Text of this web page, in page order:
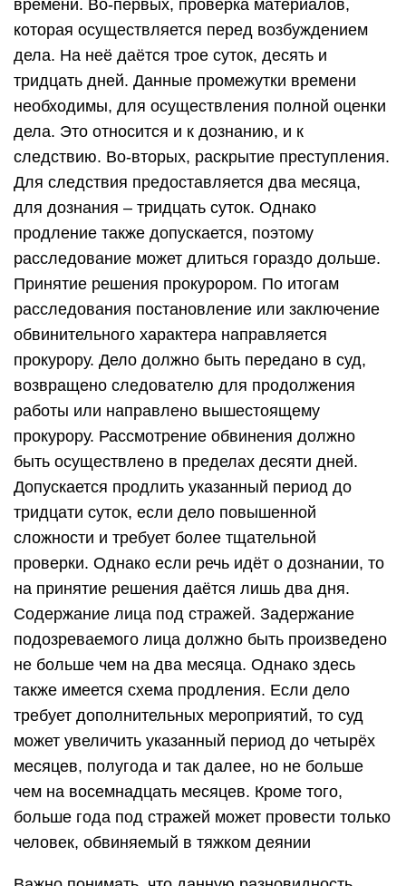
времени. Во-первых, проверка материалов,
которая осуществляется перед возбуждением
дела. На неё даётся трое суток, десять и
тридцать дней. Данные промежутки времени
необходимы, для осуществления полной оценки
дела. Это относится и к дознанию, и к
следствию. Во-вторых, раскрытие преступления.
Для следствия предоставляется два месяца,
для дознания – тридцать суток. Однако
продление также допускается, поэтому
расследование может длиться гораздо дольше.
Принятие решения прокурором. По итогам
расследования постановление или заключение
обвинительного характера направляется
прокурору. Дело должно быть передано в суд,
возвращено следователю для продолжения
работы или направлено вышестоящему
прокурору. Рассмотрение обвинения должно
быть осуществлено в пределах десяти дней.
Допускается продлить указанный период до
тридцати суток, если дело повышенной
сложности и требует более тщательной
проверки. Однако если речь идёт о дознании, то
на принятие решения даётся лишь два дня.
Содержание лица под стражей. Задержание
подозреваемого лица должно быть произведено
не больше чем на два месяца. Однако здесь
также имеется схема продления. Если дело
требует дополнительных мероприятий, то суд
может увеличить указанный период до четырёх
месяцев, полугода и так далее, но не больше
чем на восемнадцать месяцев. Кроме того,
больше года под стражей может провести только
человек, обвиняемый в тяжком деянии